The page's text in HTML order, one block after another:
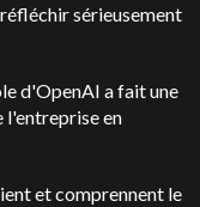
sérieusement
d'OpenAI a fait une
l'entreprise en
et comprennent le